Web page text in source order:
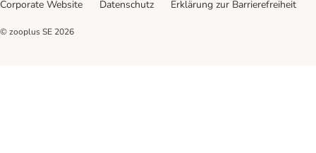
Corporate Website
Datenschutz Erklärung zur Barrierefreiheit
© zooplus SE 2026